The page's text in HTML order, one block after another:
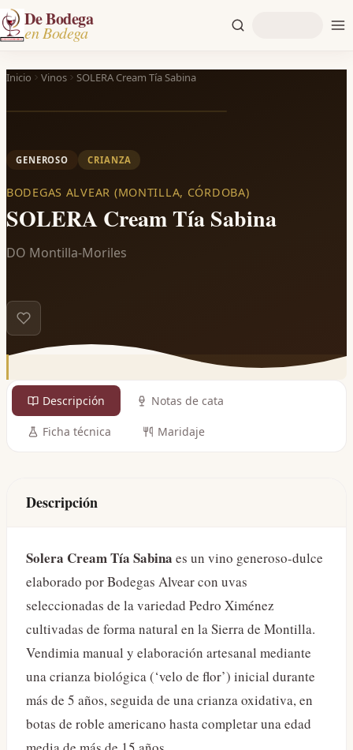
De Bodega
en Bodega
Inicio Vinos SOLERA Cream Tía Sabina
GENEROSO CRIANZA
BODEGAS ALVEAR (MONTILLA, CÓRDOBA)
SOLERA Cream Tía Sabina
DO Montilla-Moriles
Descripción Notas de cata
Ficha técnica Maridaje
Descripción
Solera Cream Tía Sabina es un vino generoso-dulce
elaborado por Bodegas Alvear con uvas
seleccionadas de la variedad Pedro Ximénez
cultivadas de forma natural en la Sierra de Montilla.
Vendimia manual y elaboración artesanal mediante
una crianza biológica (‘velo de flor’) inicial durante
más de 5 años, seguida de una crianza oxidativa, en
botas de roble americano hasta completar una edad